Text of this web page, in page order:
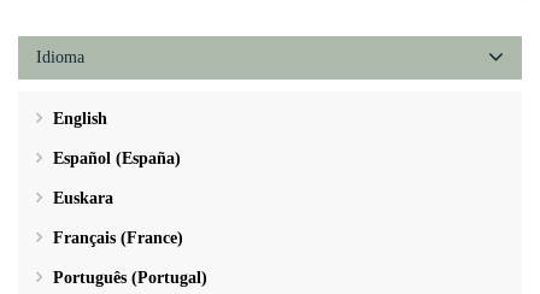
Idioma
English
Español (España)
Euskara
Français (France)
Português (Portugal)